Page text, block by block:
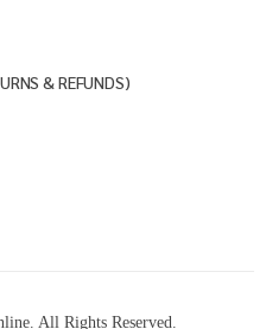
& REFUNDS)
All Rights Reserved.